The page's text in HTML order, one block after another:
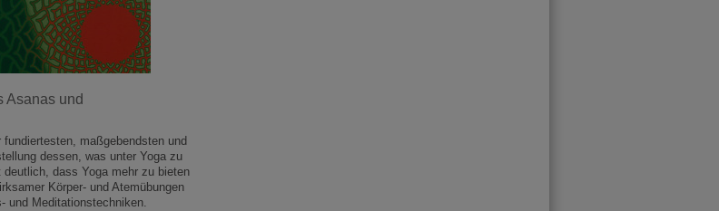
Asanas und
fundiertesten, maßgebendsten und
dessen, was unter Yoga zu
dass Yoga mehr zu bieten
Körper- und Atemübungen
und Meditationstechniken.